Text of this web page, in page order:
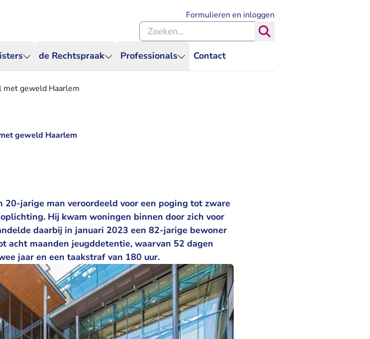
de Rechtspraak Professionals Contact
Formulieren en inloggen
Zoeken binnen de Rechtspraak
met geweld Haarlem
geweld Haarlem
jarige man veroordeeld voor een poging tot zware
Hij kwam woningen binnen door zich voor
daarbij in januari 2023 een 82-jarige bewoner
acht maanden jeugddetentie, waarvan 52 dagen
jaar en een taakstraf van 180 uur.